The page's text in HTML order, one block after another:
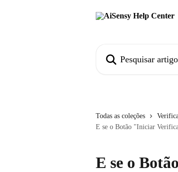
Todas as coleções
E se o Botão "Iniciar
E se o